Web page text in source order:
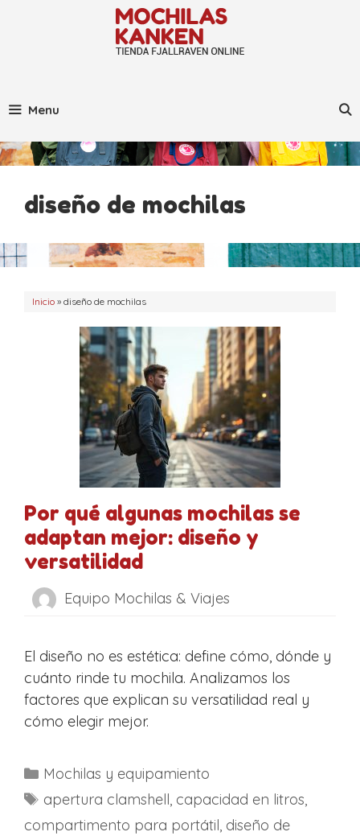
Menu
diseño de mochilas
Inicio » diseño de mochilas
Por qué algunas mochilas se
adaptan mejor: diseño y
versatilidad
Equipo Mochilas & Viajes
El diseño no es estética: define cómo, dónde y
cuánto rinde tu mochila. Analizamos los
factores que explican su versatilidad real y
cómo elegir mejor.
C
a
Mochilas y equipamiento
E
t
apertura clamshell, capacidad en litros,
compartimento para portátil, diseño de